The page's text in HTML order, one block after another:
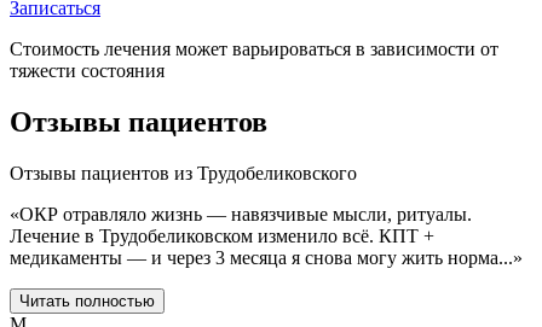
Записаться
Стоимость лечения может варьироваться в зависимости от
тяжести состояния
Отзывы пациентов
Отзывы пациентов из Трудобеликовского
«ОКР отравляло жизнь — навязчивые мысли, ритуалы.
Лечение в Трудобеликовском изменило всё. КПТ +
медикаменты — и через 3 месяца я снова могу жить норма...»
Читать полностью